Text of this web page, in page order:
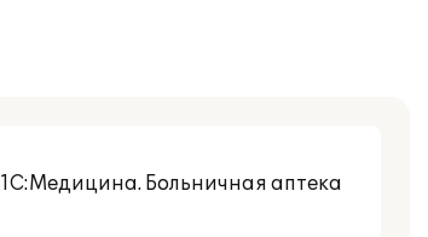
1С:Медицина. Больничная аптека